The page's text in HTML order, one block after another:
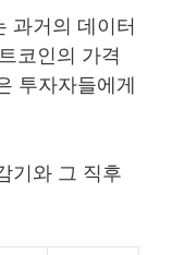
과거의 데이터
코인의 가격
투자자들에게
기와 그 직후